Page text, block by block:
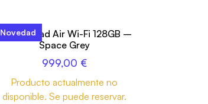
Novedad
13-inch iPad Air Wi-Fi 128GB –
Space Grey
999,00 €
Producto actualmente no
disponible. Se puede reservar.